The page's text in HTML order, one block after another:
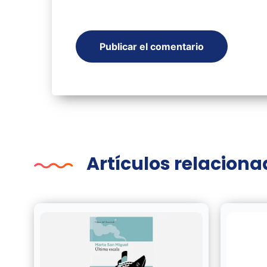
Artículos